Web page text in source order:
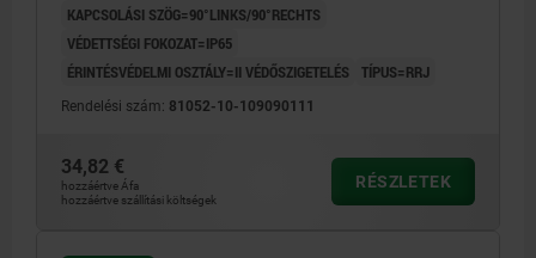
KAPCSOLÁSI SZÖG=90°LINKS/90°RECHTS
VÉDETTSÉGI FOKOZAT=IP65
ÉRINTÉSVÉDELMI OSZTÁLY=II VÉDŐSZIGETELÉS TÍPUS=RRJ
Rendelési szám: 81052-10-109090111
34,82 €
hozzáértve Áfa
hozzáértve szállítási költségek
RÉSZLETEK